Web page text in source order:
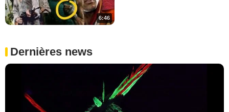
6:46
Dernières news